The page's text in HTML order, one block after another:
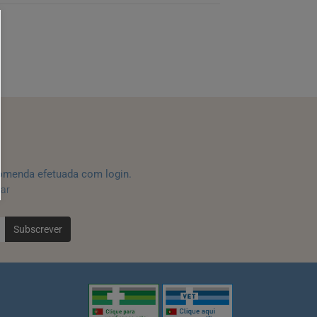
efetuada com login.
Subscrever